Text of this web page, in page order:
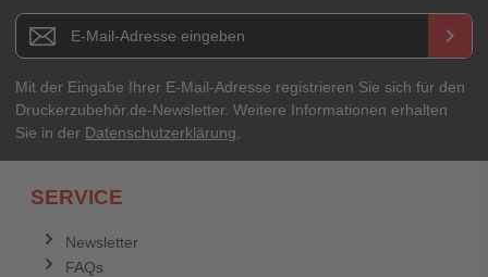
E-Mail-Adresse
Ihr Passwort
Newsletter E-Mail Adresse keyboard_arrow_right
Mit der Eingabe Ihrer E-Mail-Adresse registrieren Sie sich für den
Druckerzubehör.de-Newsletter. Weitere Informationen erhalten
Sie in der Datenschutzerklärung.
SERVICE
Newsletter
FAQs